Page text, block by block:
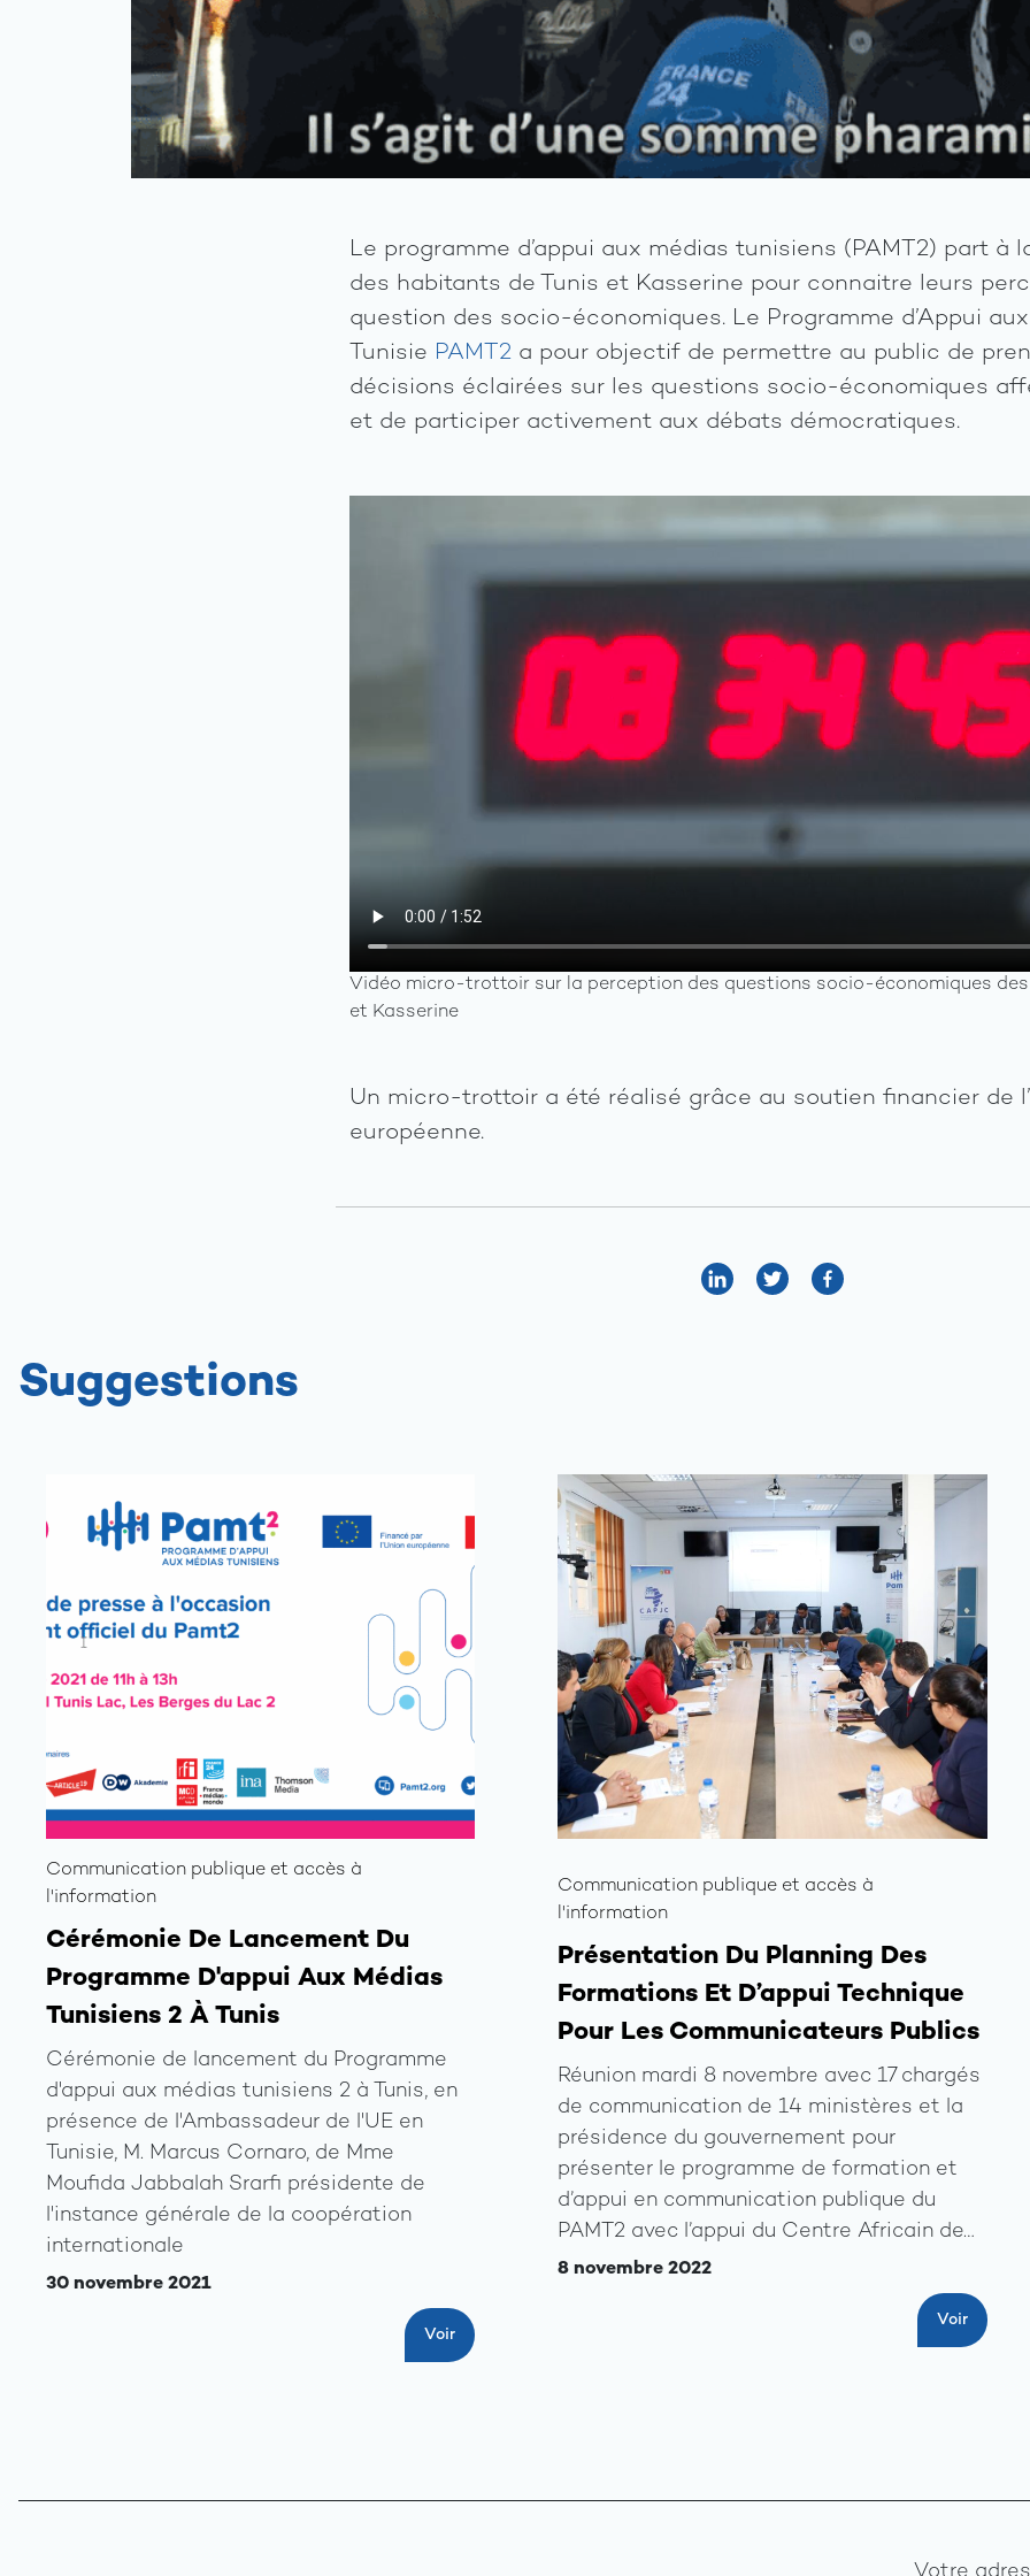
Le programme d’appui aux médias tunisiens (PAMT2) part à
des habitants de Tunis et Kasserine pour connaitre leurs
question des socio-économiques. Le Programme d’Appui
Tunisie PAMT2 a pour objectif de permettre au public de
décisions éclairées sur les questions socio-économiques
et de participer activement aux débats démocratiques.
Vidéo micro-trottoir sur la perception des questions socio-économiques des
et Kasserine
Un micro-trottoir a été réalisé grâce au soutien financier de
européenne.
Suggestions
Communication publique et accès à
l'information
Cérémonie De Lancement Du
Programme D'appui Aux Médias
Tunisiens 2 À Tunis
Cérémonie de lancement du Programme
d'appui aux médias tunisiens 2 à Tunis, en
présence de l'Ambassadeur de l'UE en
Tunisie, M. Marcus Cornaro, de Mme
Moufida Jabbalah Srarfi présidente de
l'instance générale de la coopération
internationale
30 novembre 2021
Voir
Communication publique et accès à
l'information
Présentation Du Planning Des
Formations Et D’appui Technique
Pour Les Communicateurs Publics
Réunion mardi 8 novembre avec 17 chargés
de communication de 14 ministères et la
présidence du gouvernement pour
présenter le programme de formation et
d’appui en communication publique du
PAMT2 avec l’appui du Centre Africain de…
8 novembre 2022
Voir